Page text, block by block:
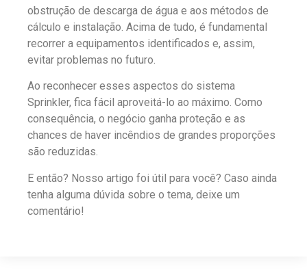
obstrução de descarga de água e aos métodos de
cálculo e instalação. Acima de tudo, é fundamental
recorrer a equipamentos identificados e, assim,
evitar problemas no futuro.
Ao reconhecer esses aspectos do sistema
Sprinkler, fica fácil aproveitá-lo ao máximo. Como
consequência, o negócio ganha proteção e as
chances de haver incêndios de grandes proporções
são reduzidas.
E então? Nosso artigo foi útil para você? Caso ainda
tenha alguma dúvida sobre o tema, deixe um
comentário!